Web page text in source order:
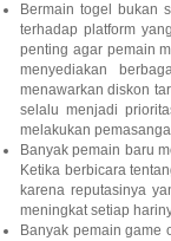
Bermain togel bukan
terhadap platform
penting agar pemain
menyediakan
menawarkan diskon
selalu menjadi
melakukan
Banyak pemain baru
Ketika berbicara
karena reputasinya
meningkat setiap
Banyak pemain game